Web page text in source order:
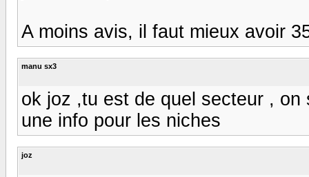
A moins avis, il faut mieux avoir
manu sx3
ok joz ,tu est de quel secteur ,
une info pour les niches
joz